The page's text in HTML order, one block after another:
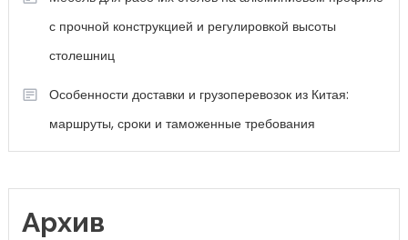
с прочной конструкцией и регулировкой высоты
столешниц
Особенности доставки и грузоперевозок из Китая:
маршруты, сроки и таможенные требования
Архив